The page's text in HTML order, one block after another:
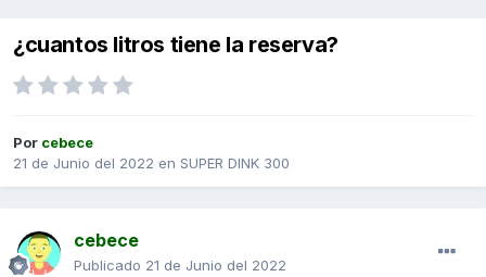
¿cuantos litros tiene la reserva?
Por cebece
21 de Junio del 2022 en SUPER DINK 300
cebece
Publicado 21 de Junio del 2022